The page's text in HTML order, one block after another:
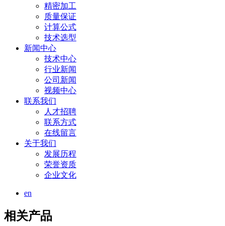
精密加工
质量保证
计算公式
技术选型
新闻中心
技术中心
行业新闻
公司新闻
视频中心
联系我们
人才招聘
联系方式
在线留言
关于我们
发展历程
荣誉资质
企业文化
en
相关产品